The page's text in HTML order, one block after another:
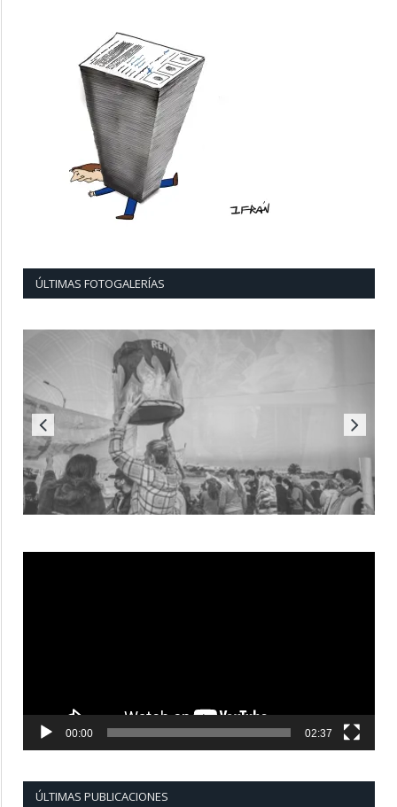
ÚLTIMAS FOTOGALERÍAS
00:00 02:37
ÚLTIMAS PUBLICACIONES